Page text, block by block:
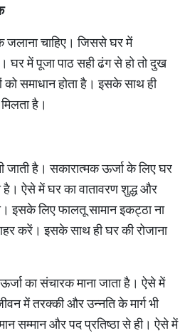
चाहिए। जिससे घर में
घर में पूजा पाठ सही ढंग से हो तो दुख
समाधान होता है। इसके साथ ही
है।
जाती है। सकारात्मक ऊर्जा के लिए घर
ऐसे में घर का वातावरण शुद्ध और
इसके लिए फालतू सामान इकट्ठा ना
करें। इसके साथ ही घर की रोजाना
का संचारक माना जाता है। ऐसे में
में तरक्की और उन्नति के मार्ग भी
सम्मान और पद प्रतिष्ठा से ही। ऐसे में